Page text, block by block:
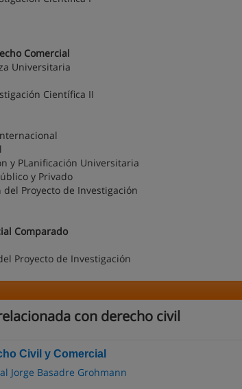
Comercial
Universitaria
Científica II
y PLanificación Universitaria
y Privado
Proyecto de Investigación
Comparado
Proyecto de Investigación
con derecho civil
Civil y Comercial
Jorge Basadre Grohmann